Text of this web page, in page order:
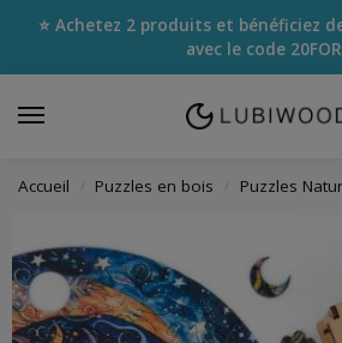
⭐ Achetez 2 produits et bénéficiez
avec le code
Accueil / Puzzles en bois / Puzzles